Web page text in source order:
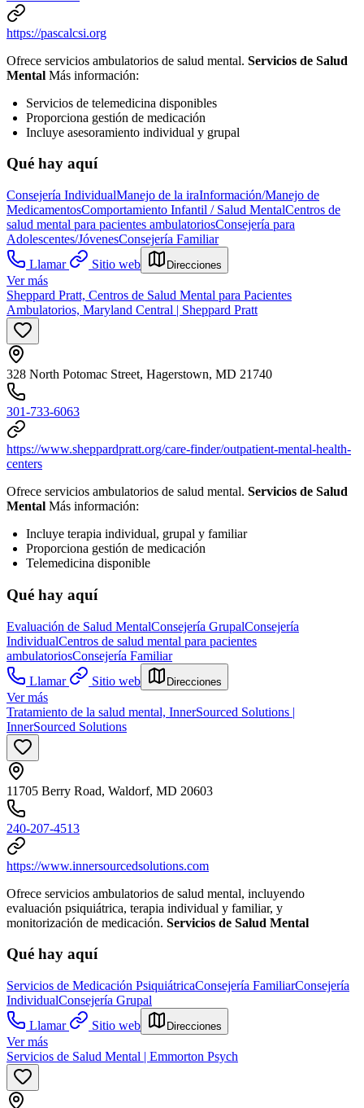
https://pascalcsi.org
Ofrece servicios ambulatorios de salud mental. Servicios de Salud
Mental Más información:
Servicios de telemedicina disponibles
Proporciona gestión de medicación
Incluye asesoramiento individual y grupal
Qué hay aquí
Consejería IndividualManejo de la iraInformación/Manejo de
MedicamentosComportamiento Infantil / Salud MentalCentros de
salud mental para pacientes ambulatoriosConsejería para
Adolescentes/JóvenesConsejería Familiar
Llamar
Sitio web Direcciones
Ver más
Sheppard Pratt, Centros de Salud Mental para Pacientes
Ambulatorios, Maryland Central | Sheppard Pratt
328 North Potomac Street, Hagerstown, MD 21740
301-733-6063
https://www.sheppardpratt.org/care-finder/outpatient-mental-health-
centers
Ofrece servicios ambulatorios de salud mental. Servicios de Salud
Mental Más información:
Incluye terapia individual, grupal y familiar
Proporciona gestión de medicación
Telemedicina disponible
Qué hay aquí
Evaluación de Salud MentalConsejería GrupalConsejería
IndividualCentros de salud mental para pacientes
ambulatoriosConsejería Familiar
Llamar
Sitio web Direcciones
Ver más
Tratamiento de la salud mental, InnerSourced Solutions |
InnerSourced Solutions
11705 Berry Road, Waldorf, MD 20603
240-207-4513
https://www.innersourcedsolutions.com
Ofrece servicios ambulatorios de salud mental, incluyendo
evaluación psiquiátrica, terapia individual y familiar, y
monitorización de medicación. Servicios de Salud Mental
Qué hay aquí
Servicios de Medicación PsiquiátricaConsejería FamiliarConsejería
IndividualConsejería Grupal
Llamar
Sitio web Direcciones
Ver más
Servicios de Salud Mental | Emmorton Psych